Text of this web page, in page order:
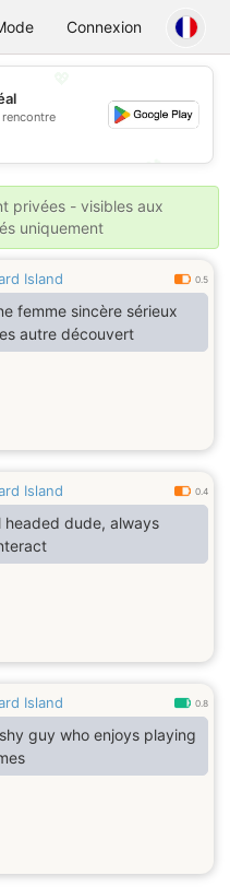
Connexion
💕
privées - visibles aux
uniquement
Island 0.5
femme sincère sérieux
autre découvert
Island 0.4
headed dude, always
Island 0.8
guy who enjoys playing